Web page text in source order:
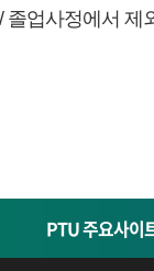
업사정에서
PTU 주요사이